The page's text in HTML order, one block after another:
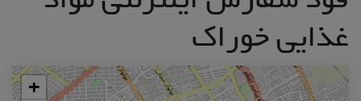
غذایی خوراک
+